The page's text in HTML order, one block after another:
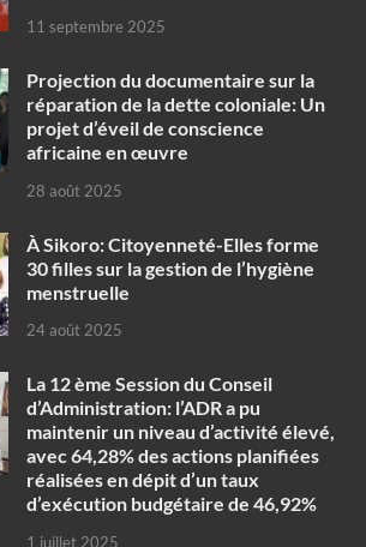
11 septembre 2025
Projection du documentaire sur la
réparation de la dette coloniale: Un
projet d’éveil de conscience
africaine en œuvre‎
28 août 2025
À Sikoro: Citoyenneté-Elles forme
30 filles sur la gestion de l’hygiène
menstruelle
24 août 2025
La 12 ème Session du Conseil
d’Administration: l’ADR a pu
maintenir un niveau d’activité élevé,
avec 64,28% des actions planifiées
réalisées en dépit d’un taux
d’exécution budgétaire de 46,92%
1 juillet 2025